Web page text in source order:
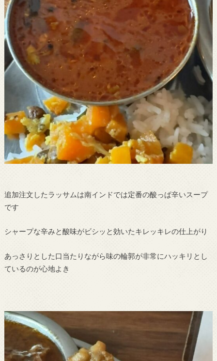
追加注文したラッサムは南インドでは定番の酸っぱ辛いスープ
です
シャープな辛みと酸味がビシッと効いたキレッキレの仕上がり
あっさりとした口当たりながら味の輪郭が非常にハッキリとし
ているのが心地よき